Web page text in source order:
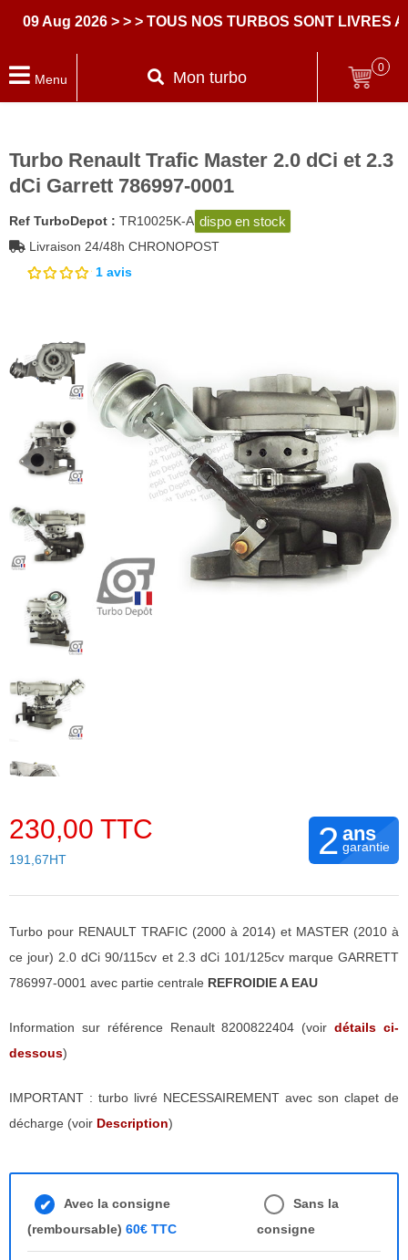
Aug 2026 > > > TOUS NOS TURBOS SONT LIVRES
Menu Mon turbo
0
Turbo Renault Trafic Master 2.0 dCi et 2.3
dCi Garrett 786997-0001
Ref TurboDepot : TR10025K-A dispo en stock
Livraison 24/48h CHRONOPOST
notation
client
1 avis
230,00 TTC
191,67HT 2 ans
garantie
Turbo pour RENAULT TRAFIC (2000 à 2014) et MASTER (2010 à
ce jour) 2.0 dCi 90/115cv et 2.3 dCi 101/125cv marque GARRETT
786997-0001 avec partie centrale REFROIDIE A EAU
Information sur référence Renault 8200822404 (voirdétails ci-
dessous)
IMPORTANT : turbo livré NECESSAIREMENT avec son clapet de
décharge (voir Description)
Avec la consigne
(remboursable) 60€ TTC
Sans la
consigne